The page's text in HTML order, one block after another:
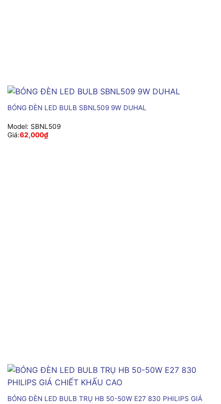
BÓNG ĐÈN LED BULB SBNL509 9W DUHAL
Model: SBNL509
Giá:62,000₫
BÓNG ĐÈN LED BULB TRỤ HB 50-50W E27 830 PHILIPS GIÁ